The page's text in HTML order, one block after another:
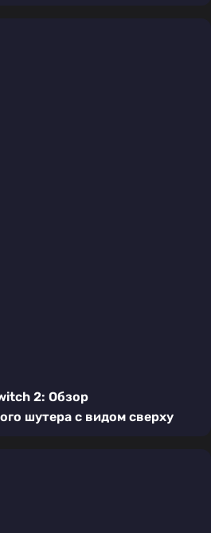
2: Обзор
шутера с видом сверху